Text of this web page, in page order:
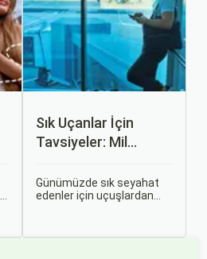
mümkündür.
Sık Uçanlar İçin
Tavsiyeler: Mil
Günümüzde sık seyahat
edenler için uçuşlardan